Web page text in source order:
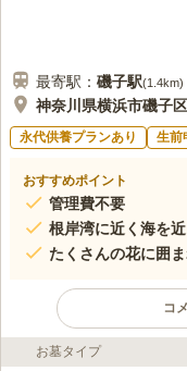
最寄駅： 磯子駅(1.4km)
神奈川県横浜市磯子
永代供養プランあり 生前
おすすめポイント
管理費不要
根岸湾に近く海を
たくさんの花に囲
コ
ライフドット編集部のコメ
お墓タイプ